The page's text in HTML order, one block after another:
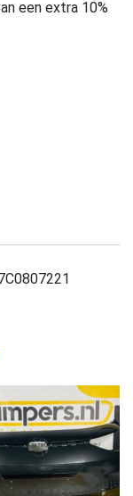
een extra 10%